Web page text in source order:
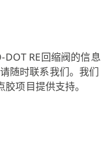
RE回缩阀的信息
随时联系我们。我们
项目提供支持。